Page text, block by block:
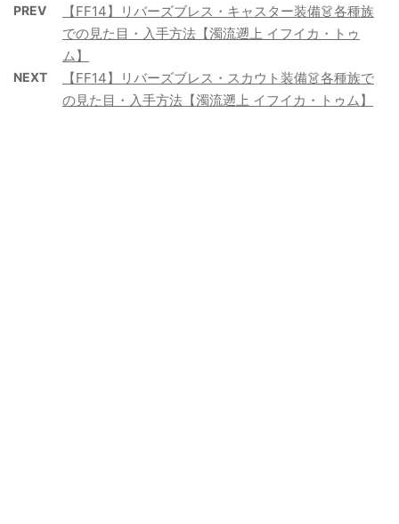
PREV
【FF14】リバーズブレス・キャスター装備👗各種族
での見た目・入手方法【濁流遡上 イフイカ・トゥ
ム】
NEXT
【FF14】リバーズブレス・スカウト装備👗各種族で
の見た目・入手方法【濁流遡上 イフイカ・トゥム】